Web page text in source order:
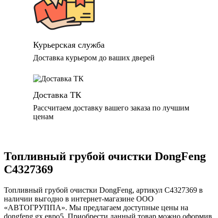
Курьерская служба
Доставка курьером до ваших дверей
Доставка ТК
Рассчитаем доставку вашего заказа по лучшим
ценам
Топливный грубой очистки DongFeng
C4327369
Топливный грубой очистки DongFeng, артикул C4327369 в
наличии выгодно в интернет-магазине ООО
«АВТОГРУППА». Мы предлагаем доступные цены на
dongfeng gx евро5. Приобрести данный товар можно оформив